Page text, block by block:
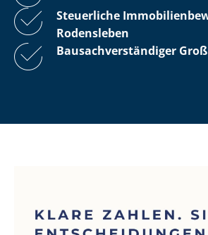
Steuerliche
Rodensleben
Bau­sach­ver­stän­di­ger